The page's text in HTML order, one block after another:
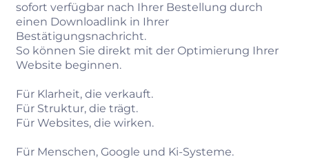
sofort verfügbar nach Ihrer Bestellung durch
einen Downloadlink in Ihrer
Bestätigungsnachricht.
So können Sie direkt mit der Optimierung Ihrer
Website beginnen.
Für Klarheit, die verkauft.
Für Struktur, die trägt.
Für Websites, die wirken.
Für Menschen, Google und Ki-Systeme.